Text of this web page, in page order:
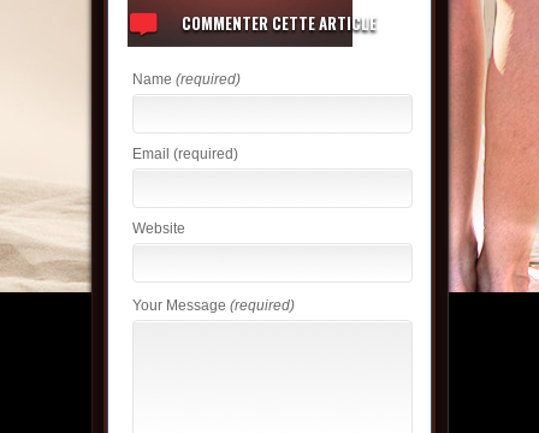
COMMENTER CETTE ARTICLE
Name (required)
Email (required)
Website
Your Message (required)